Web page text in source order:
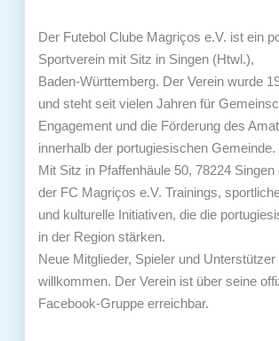
Der Futebol Clube Magriços e.V. ist ein
Sportverein mit Sitz in Singen (Htwl.),
Baden‑Württemberg. Der Verein wurde
und steht seit vielen Jahren für
Engagement und die Förderung des
innerhalb der portugiesischen Gemeinde.
Mit Sitz in Pfaffenhäule 50, 78224 Singen
der FC Magriços e.V. Trainings,
und kulturelle Initiativen, die die
in der Region stärken.
Neue Mitglieder, Spieler und
willkommen. Der Verein ist über seine
Facebook‑Gruppe erreichbar.